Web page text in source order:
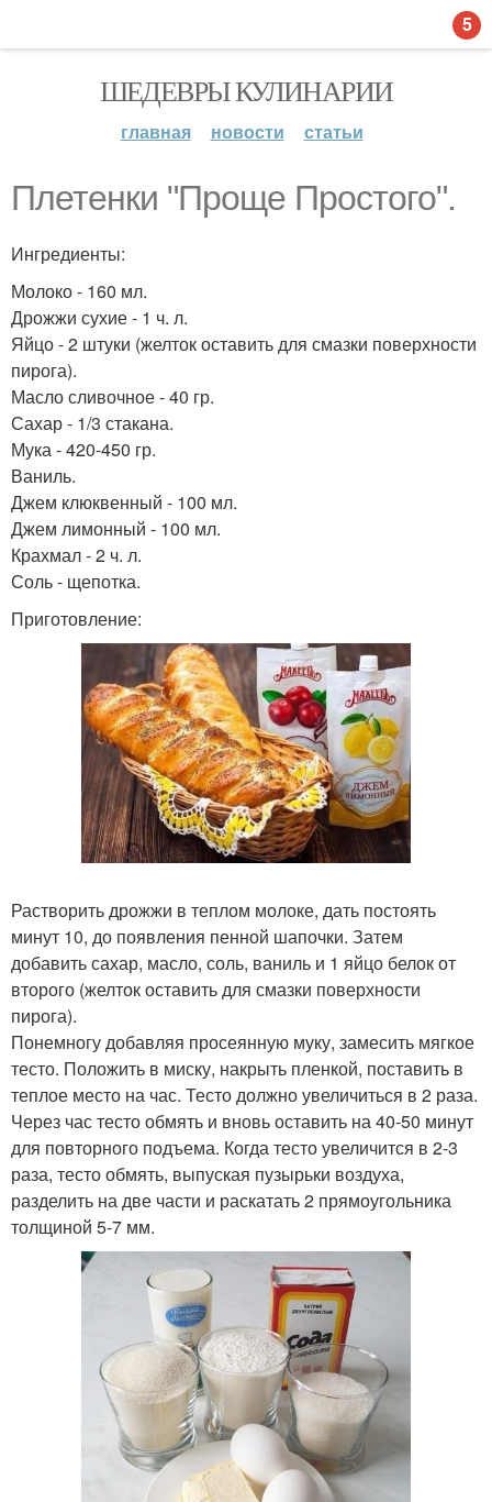
ШЕДЕВРЫ КУЛИНАРИИ
главная новости статьи
Плетенки "Проще Простого".
Ингредиенты:
Молоко - 160 мл.
Дрожжи сухие - 1 ч. л.
Яйцо - 2 штуки (желток оставить для смазки поверхности
пирога).
Масло сливочное - 40 гр.
Сахар - 1/3 стакана.
Мука - 420-450 гр.
Ваниль.
Джем клюквенный - 100 мл.
Джем лимонный - 100 мл.
Крахмал - 2 ч. л.
Соль - щепотка.
Приготовление:
Растворить дрожжи в теплом молоке, дать постоять
минут 10, до появления пенной шапочки. Затем
добавить сахар, масло, соль, ваниль и 1 яйцо белок от
второго (желток оставить для смазки поверхности
пирога).
Понемногу добавляя просеянную муку, замесить мягкое
тесто. Положить в миску, накрыть пленкой, поставить в
теплое место на час. Тесто должно увеличиться в 2 раза.
Через час тесто обмять и вновь оставить на 40-50 минут
для повторного подъема. Когда тесто увеличится в 2-3
раза, тесто обмять, выпуская пузырьки воздуха,
разделить на две части и раскатать 2 прямоугольника
толщиной 5-7 мм.
5